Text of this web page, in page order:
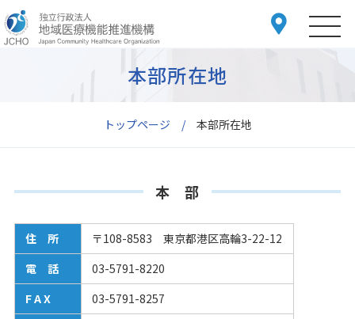
トップページ 本部所在地
本部所在地
本 部
住 所
〒108-8583 東京都港区高輪3-22-12
電 話
03-5791-8220
F A X
03-5791-8257